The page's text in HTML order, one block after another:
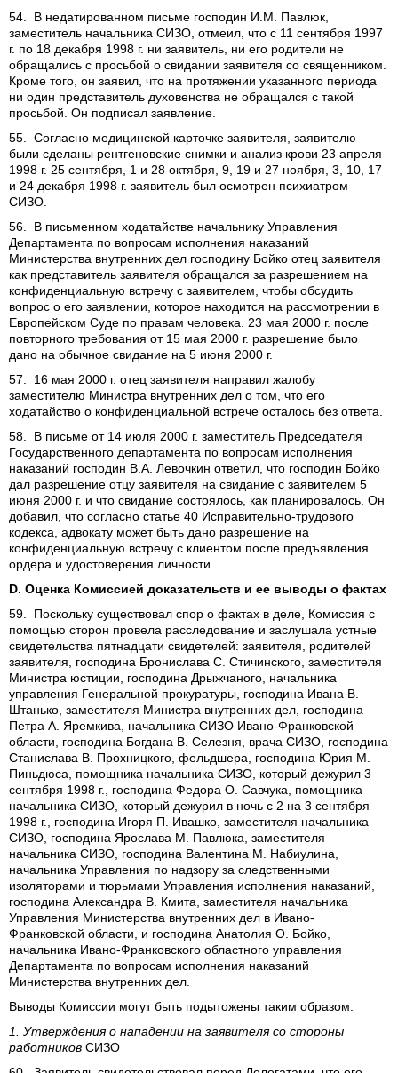
54. В недатированном письме господин И.М. Павлюк,
заместитель начальника СИЗО, отмеил, что с 11 сентября 1997
г. по 18 декабря 1998 г. ни заявитель, ни его родители не
обращались с просьбой о свидании заявителя со священником.
Кроме того, он заявил, что на протяжении указанного периода
ни один представитель духовенства не обращался с такой
просьбой. Он подписал заявление.
55. Согласно медицинской карточке заявителя, заявителю
были сделаны рентгеновские снимки и анализ крови 23 апреля
1998 г. 25 сентября, 1 и 28 октября, 9, 19 и 27 ноября, 3, 10, 17
и 24 декабря 1998 г. заявитель был осмотрен психиатром
СИЗО.
56. В письменном ходатайстве начальнику Управления
Департамента по вопросам исполнения наказаний
Министерства внутренних дел господину Бойко отец заявителя
как представитель заявителя обращался за разрешением на
конфиденциальную встречу с заявителем, чтобы обсудить
вопрос о его заявлении, которое находится на рассмотрении в
Европейском Суде по правам человека. 23 мая 2000 г. после
повторного требования от 15 мая 2000 г. разрешение было
дано на обычное свидание на 5 июня 2000 г.
57. 16 мая 2000 г. отец заявителя направил жалобу
заместителю Министра внутренних дел о том, что его
ходатайство о конфиденциальной встрече осталось без ответа.
58. В письме от 14 июля 2000 г. заместитель Председателя
Государственного департамента по вопросам исполнения
наказаний господин В.А. Левочкин ответил, что господин Бойко
дал разрешение отцу заявителя на свидание с заявителем 5
июня 2000 г. и что свидание состоялось, как планировалось. Он
добавил, что согласно статье 40 Исправительно-трудового
кодекса, адвокату может быть дано разрешение на
конфиденциальную встречу с клиентом после предъявления
ордера и удостоверения личности.
D. Оценка Комиссией доказательств и ее выводы о фактах
59. Поскольку существовал спор о фактах в деле, Комиссия с
помощью сторон провела расследование и заслушала устные
свидетельства пятнадцати свидетелей: заявителя, родителей
заявителя, господина Бронислава С. Стичинского, заместителя
Министра юстиции, господина Дрыжчаного, начальника
управления Генеральной прокуратуры, господина Ивана В.
Штанько, заместителя Министра внутренних дел, господина
Петра А. Яремкива, начальника СИЗО Ивано-Франковской
области, господина Богдана В. Селезня, врача СИЗО, господина
Станислава В. Прохницкого, фельдшера, господина Юрия М.
Пиньдюса, помощника начальника СИЗО, который дежурил 3
сентября 1998 г., господина Федора О. Савчука, помощника
начальника СИЗО, который дежурил в ночь с 2 на 3 сентября
1998 г., господина Игоря П. Ивашко, заместителя начальника
СИЗО, господина Ярослава М. Павлюка, заместителя
начальника СИЗО, господина Валентина М. Набиулина,
начальника Управления по надзору за следственными
изоляторами и тюрьмами Управления исполнения наказаний,
господина Александра В. Кмита, заместителя начальника
Управления Министерства внутренних дел в Ивано-
Франковской области, и господина Анатолия О. Бойко,
начальника Ивано-Франковского областного управления
Департамента по вопросам исполнения наказаний
Министерства внутренних дел.
Выводы Комиссии могут быть подытожены таким образом.
1. Утверждения о нападении на заявителя со стороны
работников СИЗО